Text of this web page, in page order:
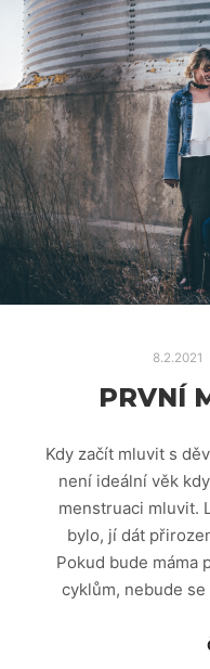
8.2.2021
PRVNÍ
Kdy začít mluvit s
není ideální věk
menstruaci mluvit.
bylo, jí dát
Pokud bude máma
cyklům, nebude